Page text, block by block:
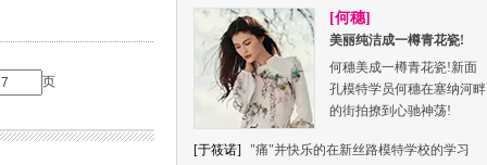
页
[何穗]
美丽纯洁成一樽青花瓷!
何穗美成一樽青花瓷!新面
孔模特学员何穗在塞纳河畔
的街拍撩到心驰神荡!
[于筱诺]
"痛"并快乐的在新丝路模特学校的学习